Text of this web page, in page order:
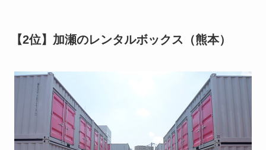
【2位】加瀬のレンタルボックス（熊本）